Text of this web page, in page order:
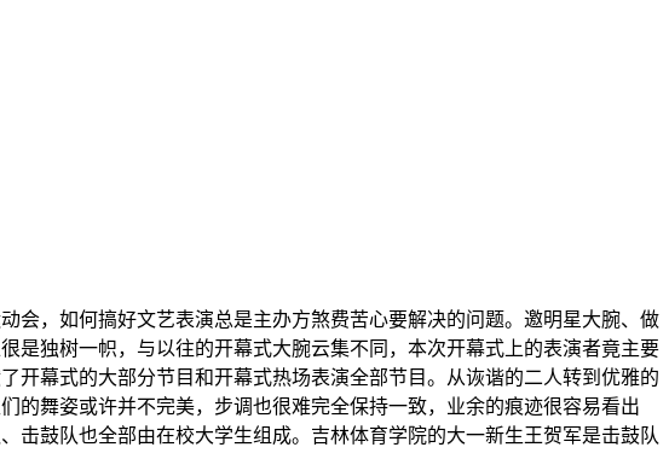
会，如何搞好文艺表演总是主办方煞费苦心要解决的问题。邀明星大腕、做
是独树一帜，与以往的开幕式大腕云集不同，本次开幕式上的表演者竟主要
开幕式的大部分节目和开幕式热场表演全部节目。从诙谐的二人转到优雅的
的舞姿或许并不完美，步调也很难完全保持一致，业余的痕迹很容易看出
击鼓队也全部由在校大学生组成。吉林体育学院的大一新生王贺军是击鼓队